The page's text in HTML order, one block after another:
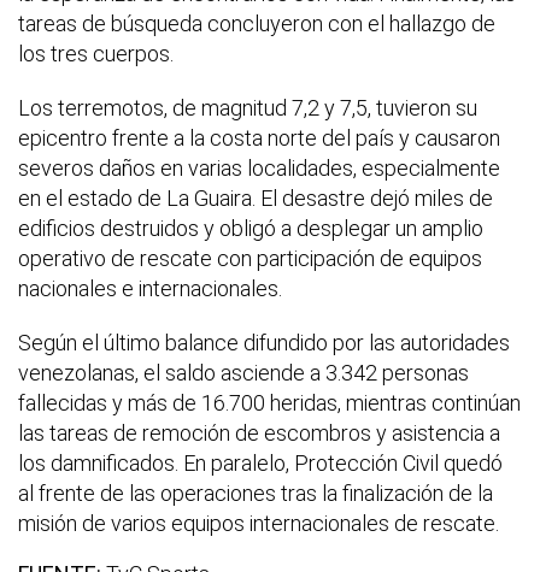
tareas de búsqueda concluyeron con el hallazgo de
los tres cuerpos.
Los terremotos, de magnitud 7,2 y 7,5, tuvieron su
epicentro frente a la costa norte del país y causaron
severos daños en varias localidades, especialmente
en el estado de La Guaira. El desastre dejó miles de
edificios destruidos y obligó a desplegar un amplio
operativo de rescate con participación de equipos
nacionales e internacionales.
Según el último balance difundido por las autoridades
venezolanas, el saldo asciende a 3.342 personas
fallecidas y más de 16.700 heridas, mientras continúan
las tareas de remoción de escombros y asistencia a
los damnificados. En paralelo, Protección Civil quedó
al frente de las operaciones tras la finalización de la
misión de varios equipos internacionales de rescate.